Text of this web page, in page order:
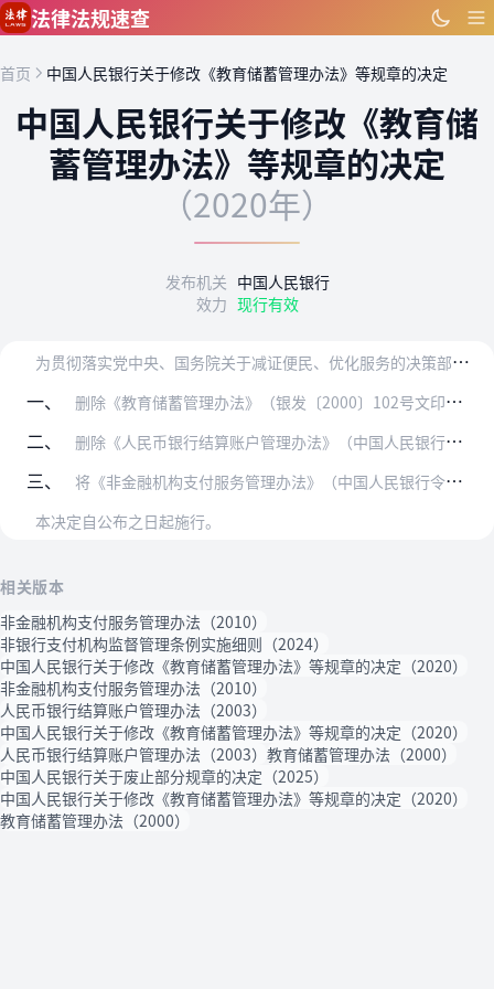
跳到主要内容
法律法规速查
首页 中国人民银行关于修改《教育储蓄管理办法》等规章的决定
中国人民银行关于修改《教育储
蓄管理办法》等规章的决定
（2020年）
发布机关 中国人民银行
效力 现行有效
为
贯彻落实党中央、国务院关于减证便民、优化服务的决策部署，进一步推进“放管服”改革，优化营商环境，中国人民银行经商中国银行保险监督管理委员会对现行有效的部门规章…
一、
删除《教育储蓄管理办法》（银发〔2000〕102号文印发）第十四条。
二、 删除《人民币银行结算账户管理办法》（中国人民银行令〔2003〕第5号发布）第二十三条第一款第一项。
三、
将《非金融机构支付服务管理办法》（中国人民银行令〔2010〕第2号发布）第十一条第十项修改为“申请人及其高级管理人员出具的无犯罪记录承诺书”。
本决定自公布之日起施行。
相关版本
非金融机构支付服务管理办法（2010）
非银行支付机构监督管理条例实施细则（2024）
中国人民银行关于修改《教育储蓄管理办法》等规章的决定（2020）
非金融机构支付服务管理办法（2010）
人民币银行结算账户管理办法（2003）
中国人民银行关于修改《教育储蓄管理办法》等规章的决定（2020）
人民币银行结算账户管理办法（2003） 教育储蓄管理办法（2000）
中国人民银行关于废止部分规章的决定（2025）
中国人民银行关于修改《教育储蓄管理办法》等规章的决定（2020）
教育储蓄管理办法（2000）